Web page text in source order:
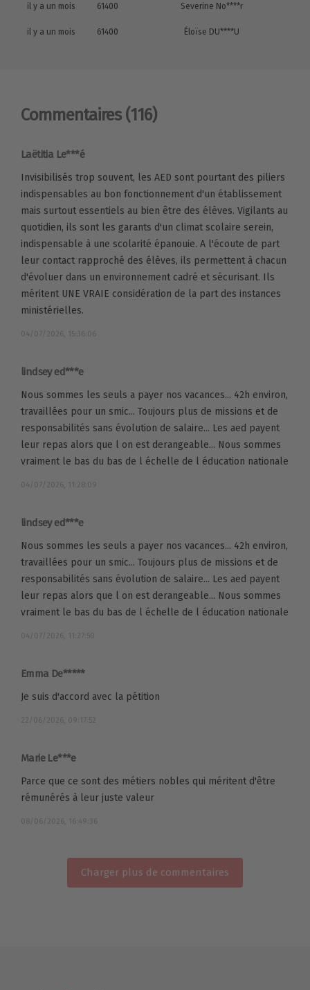
il y a un mois 61400 Severine No****r
il y a un mois 61400 Éloïse DU****U
Commentaires (116)
Laëtitia Le***é
Invisibilisés trop souvent, les AED sont pourtant des piliers
indispensables au bon fonctionnement d'un établissement
mais surtout essentiels au bien être des élèves. Vigilants au
quotidien, ils sont les garants d'un climat scolaire serein,
indispensable à une scolarité épanouie. A l'écoute de part
leur contact rapproché des élèves, ils permettent à chacun
d'évoluer dans un environnement cadré et sécurisant. Ils
méritent UNE VRAIE considération de la part des instances
ministérielles.
04/07/2026, 15:36:06
lindsey ed***e
Nous sommes les seuls a payer nos vacances... 42h environ,
travaillées pour un smic... Toujours plus de missions et de
responsabilités sans évolution de salaire... Les aed payent
leur repas alors que l on est derangeable... Nous sommes
vraiment le bas du bas de l échelle de l éducation nationale
04/07/2026, 11:28:09
lindsey ed***e
Nous sommes les seuls a payer nos vacances... 42h environ,
travaillées pour un smic... Toujours plus de missions et de
responsabilités sans évolution de salaire... Les aed payent
leur repas alors que l on est derangeable... Nous sommes
vraiment le bas du bas de l échelle de l éducation nationale
04/07/2026, 11:27:50
Emma De*****
Je suis d'accord avec la pétition
22/06/2026, 09:17:52
Marie Le***e
Parce que ce sont des métiers nobles qui méritent d'être
rémunérés à leur juste valeur
08/06/2026, 16:49:36
Charger plus de commentaires